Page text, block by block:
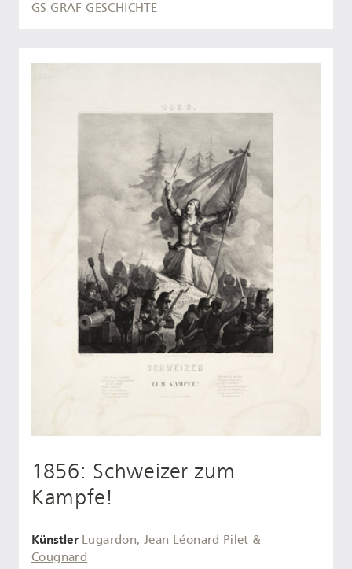
GS-GRAF-GESCHICHTE
1856: Schweizer zum
Kampfe!
Künstler Lugardon, Jean-Léonard Pilet &
Cougnard